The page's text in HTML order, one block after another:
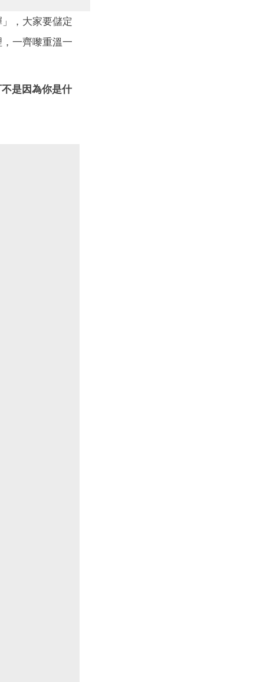
，大家要儲定
一齊嚟重溫一
是因為你是什